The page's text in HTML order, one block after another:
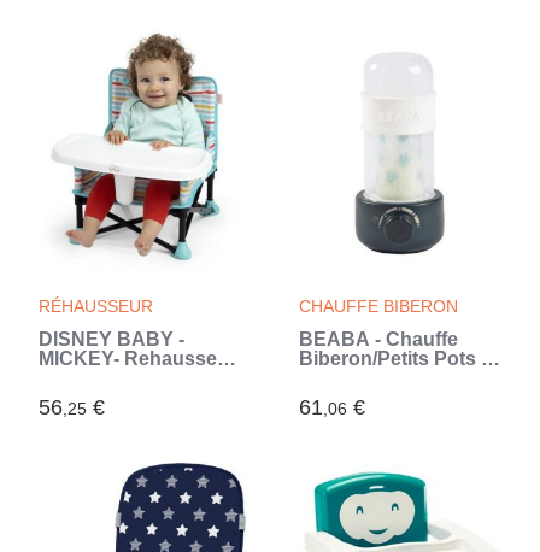
RÉHAUSSEUR
DISNEY BABY -
MICKEY- Rehausseur
nomade, de voyage,
Léger et facile a
56,25 €
CHAUFFE BIBERON
BÉABA - Chauffe
Biberon/Petits Pots -
Chauffe Lait Maternel
- Vapeur douce - Baby
61,06 €